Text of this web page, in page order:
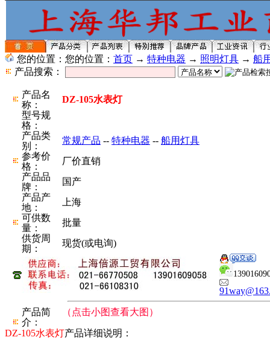
您的位置：您的位置： 首页 → 特种电器 → 照明灯具 → 船
产品搜索：
产品名
称：
DZ-105水表灯
型号规
格：
产品类
别：
常规产品 -- 特种电器 -- 船用灯具
参考价
格：
厂价直销
产品品
牌：
国产
产品产
地：
上海
可供数
量：
批量
供货周
期：
现货(或电询)
产品简
介：
（点击小图查看大图）
DZ-105水表灯产品详细说明：